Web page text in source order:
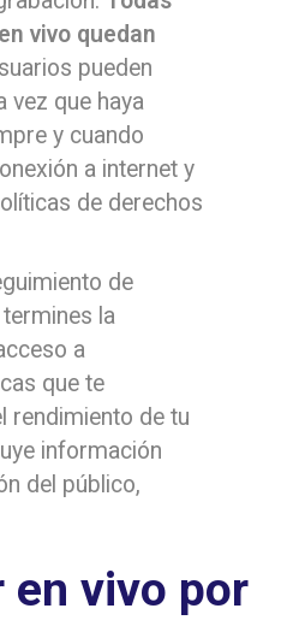
vivo quedan
pueden
vez que haya
y cuando
a internet y
de derechos
de
la
a
que te
rendimiento de tu
información
del público,